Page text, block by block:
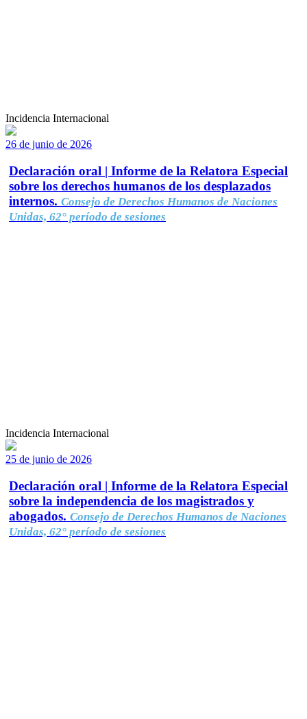
Incidencia Internacional
26 de junio de 2026
Declaración oral | Informe de la Relatora Especial
sobre los derechos humanos de los desplazados
internos. Consejo de Derechos Humanos de Naciones
Unidas, 62° período de sesiones
Incidencia Internacional
25 de junio de 2026
Declaración oral | Informe de la Relatora Especial
sobre la independencia de los magistrados y
abogados. Consejo de Derechos Humanos de Naciones
Unidas, 62° período de sesiones